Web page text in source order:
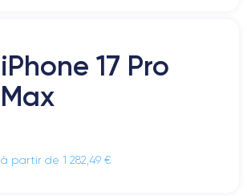
iPhone 17 Pro
Max
à partir de 1 282,49 €